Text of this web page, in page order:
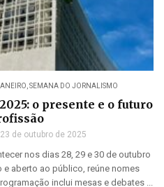
SEMANA DO JORNALISMO
o presente e o futuro
23 de outubro de 2025
nos dias 28, 29 e 30 de outubro
e aberto ao público, reúne nomes
inclui mesas e debates ...